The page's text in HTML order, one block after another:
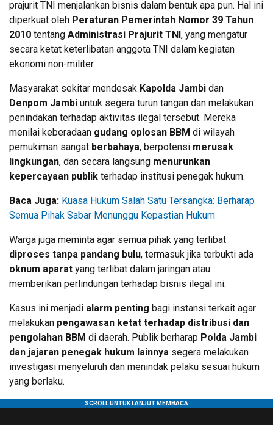
prajurit TNI menjalankan bisnis dalam bentuk apa pun. Hal ini
diperkuat oleh Peraturan Pemerintah Nomor 39 Tahun
2010 tentang Administrasi Prajurit TNI , yang mengatur
secara ketat keterlibatan anggota TNI dalam kegiatan
ekonomi non-militer.
Masyarakat sekitar mendesak Kapolda Jambi dan
Denpom Jambi untuk segera turun tangan dan melakukan
penindakan terhadap aktivitas ilegal tersebut. Mereka
menilai keberadaan gudang oplosan BBM di wilayah
pemukiman sangat berbahaya, berpotensi merusak
lingkungan, dan secara langsung menurunkan
kepercayaan publik terhadap institusi penegak hukum.
Baca Juga: Kuasa Hukum Salah Satu Tersangka: Berharap
Semua Pihak Sabar Menunggu Kepastian Hukum
Warga juga meminta agar semua pihak yang terlibat
diproses tanpa pandang bulu, termasuk jika terbukti ada
oknum aparat yang terlibat dalam jaringan atau
memberikan perlindungan terhadap bisnis ilegal ini.
Kasus ini menjadi alarm penting bagi instansi terkait agar
melakukan pengawasan ketat terhadap distribusi dan
pengolahan BBM di daerah. Publik berharap Polda Jambi
dan jajaran penegak hukum lainnya segera melakukan
investigasi menyeluruh dan menindak pelaku sesuai hukum
yang berlaku.